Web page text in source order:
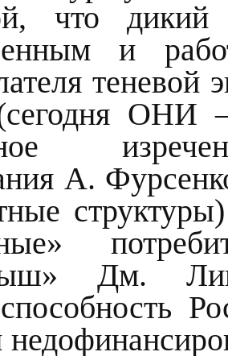
что
и
теневой
ОНИ –
А.
Дм.